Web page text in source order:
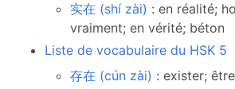
实在 (shí zài) : en réalité;
vraiment; en vérité; béton
Liste de vocabulaire du HSK 5
存在 (cún zài) : exister; être